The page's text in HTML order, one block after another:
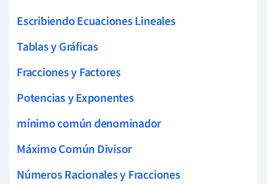
Escribiendo Ecuaciones Lineales
Tablas y Gráficas
Fracciones y Factores
Potencias y Exponentes
mínimo común denominador
Máximo Común Divisor
Números Racionales y Fracciones